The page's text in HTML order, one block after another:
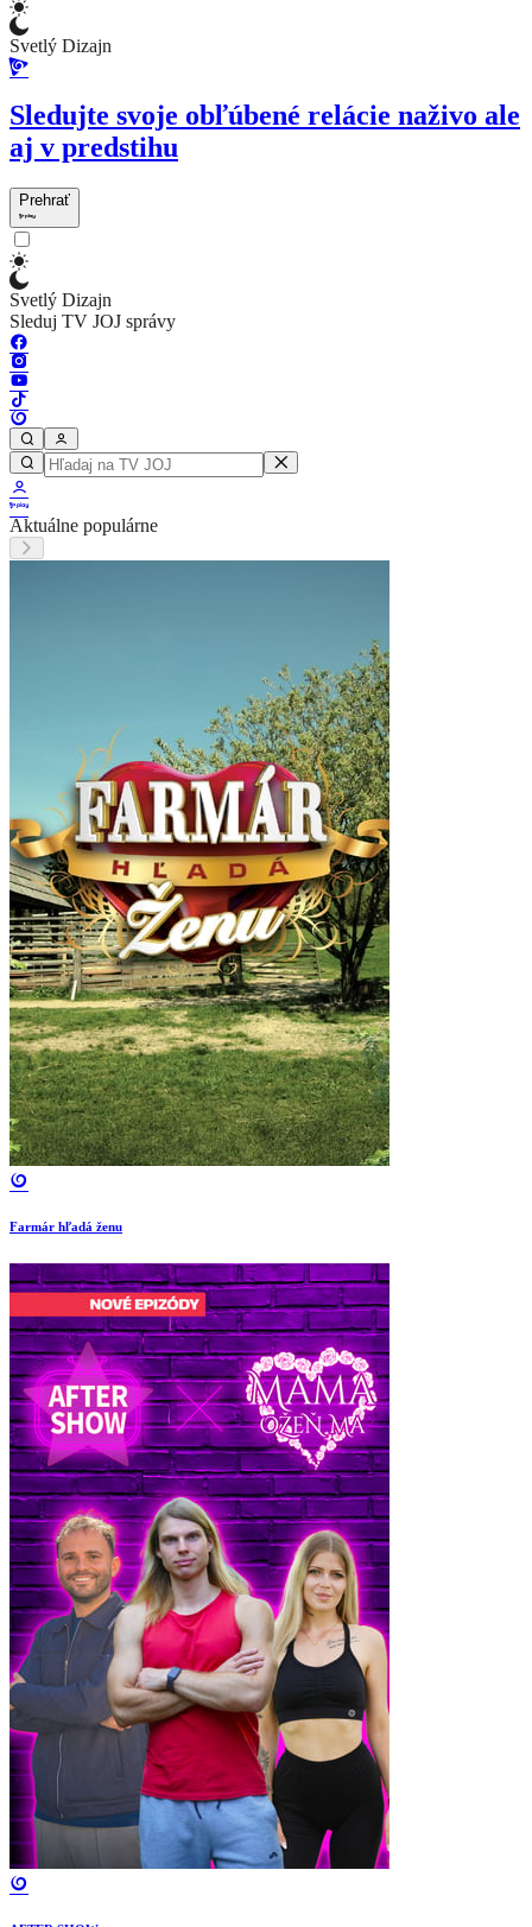
Svetlý Dizajn
Sledujte svoje obľúbené relácie naživo ale
aj v predstihu
Prehrať
Svetlý Dizajn
Sleduj TV JOJ správy
Aktuálne populárne
Farmár hľadá ženu